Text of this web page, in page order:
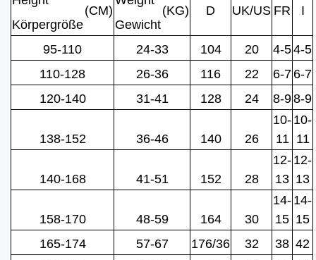
(CM) (KG) D UK/US FR
I
Körpergröße
Gewicht
95-110
24-33 104 20 4-54-5
110-128
26-36 116 22 6-7 6-7
120-140
31-41 128 24 8-98-9
138-152 36-46 140 26
10-
11
10-
11
140-168 41-51 152 28
12-
13
12-
13
158-170 48-59 164 30
14-
15
14-
15
165-174
57-67 176/36 32 38 42